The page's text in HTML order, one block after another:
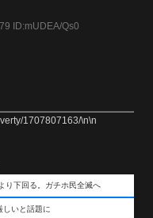
ID:mUDEA/Qs0
1707807163/\n\n
り下回る。ガチホ民全滅へ
しいと話題に